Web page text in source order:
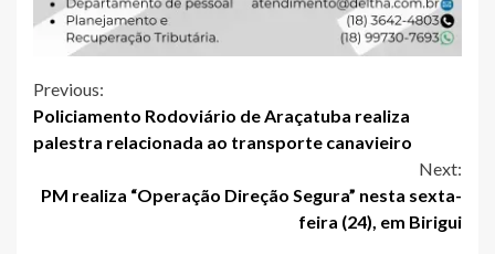
Continue
Reading
Previous:
Policiamento Rodoviário de Araçatuba realiza
palestra relacionada ao transporte canavieiro
Next:
PM realiza “Operação Direção Segura” nesta sexta-
feira (24), em Birigui